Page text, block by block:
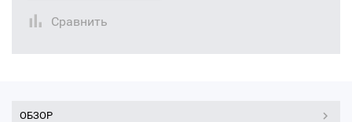
Сравнить
ОБЗОР